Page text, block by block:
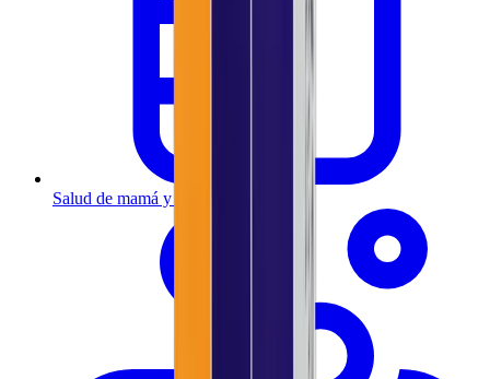
Salud de mamá y bebé